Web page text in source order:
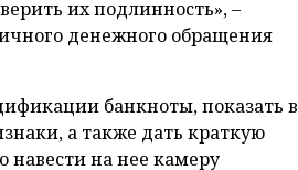
их подлинность», –
денежного обращения
банкноты, показать в
а также дать краткую
навести на нее камеру